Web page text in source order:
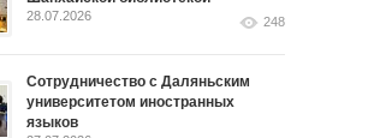
28.07.2026 248
Сотрудничество с Даляньским
университетом иностранных
языков